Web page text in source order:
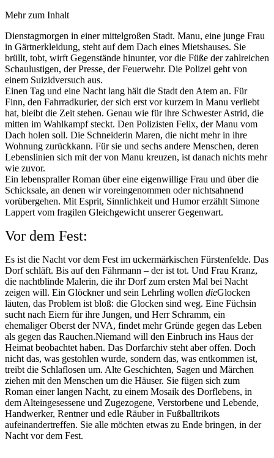
Mehr zum Inhalt
Dienstagmorgen in einer mittelgroßen Stadt. Manu, eine junge Frau
in Gärtnerkleidung, steht auf dem Dach eines Mietshauses. Sie
brüllt, tobt, wirft Gegenstände hinunter, vor die Füße der zahlreichen
Schaulustigen, der Presse, der Feuerwehr. Die Polizei geht von
einem Suizidversuch aus.
Einen Tag und eine Nacht lang hält die Stadt den Atem an. Für
Finn, den Fahrradkurier, der sich erst vor kurzem in Manu verliebt
hat, bleibt die Zeit stehen. Genau wie für ihre Schwester Astrid, die
mitten im Wahlkampf steckt. Den Polizisten Felix, der Manu vom
Dach holen soll. Die Schneiderin Maren, die nicht mehr in ihre
Wohnung zurückkann. Für sie und sechs andere Menschen, deren
Lebenslinien sich mit der von Manu kreuzen, ist danach nichts mehr
wie zuvor.
Ein lebenspraller Roman über eine eigenwillige Frau und über die
Schicksale, an denen wir voreingenommen oder nichtsahnend
vorübergehen. Mit Esprit, Sinnlichkeit und Humor erzählt Simone
Lappert vom fragilen Gleichgewicht unserer Gegenwart.
Vor dem Fest:
Es ist die Nacht vor dem Fest im uckermärkischen Fürstenfelde. Das
Dorf schläft. Bis auf den Fährmann – der ist tot. Und Frau Kranz,
die nachtblinde Malerin, die ihr Dorf zum ersten Mal bei Nacht
zeigen will. Ein Glöckner und sein Lehrling wollen dieGlocken
läuten, das Problem ist bloß: die Glocken sind weg. Eine Füchsin
sucht nach Eiern für ihre Jungen, und Herr Schramm, ein
ehemaliger Oberst der NVA, findet mehr Gründe gegen das Leben
als gegen das Rauchen.Niemand will den Einbruch ins Haus der
Heimat beobachtet haben. Das Dorfarchiv steht aber offen. Doch
nicht das, was gestohlen wurde, sondern das, was entkommen ist,
treibt die Schlaflosen um. Alte Geschichten, Sagen und Märchen
ziehen mit den Menschen um die Häuser. Sie fügen sich zum
Roman einer langen Nacht, zu einem Mosaik des Dorflebens, in
dem Alteingesessene und Zugezogene, Verstorbene und Lebende,
Handwerker, Rentner und edle Räuber in Fußballtrikots
aufeinandertreffen. Sie alle möchten etwas zu Ende bringen, in der
Nacht vor dem Fest.